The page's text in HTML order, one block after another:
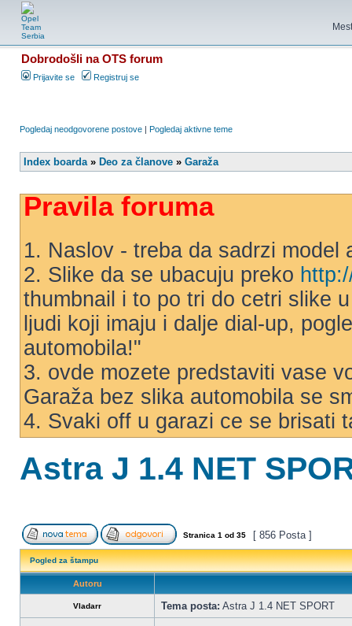
Dobrodošli na OTS forum
Prijavite se Registruj se
Pogledaj neodgovorene postove | Pogledaj aktivne teme
Index boarda» Deo za članove » Garaža
Pravila foruma
1. Naslov - treba da sadrzi model
2. Slike da se ubacuju preko
thumbnail i to po tri do cetri slike
ljudi koji imaju i dalje dial-up,
automobila!"
3. ovde mozete predstaviti vase
Garaža bez slika automobila se
4. Svaki off u garazi ce se brisati
Astra J 1.4 NET
Stranica 1 od 35 [ 856 Posta ]
Pogled za štampu
Autoru
Vladarr Tema posta: Astra J 1.4 NET SPORT